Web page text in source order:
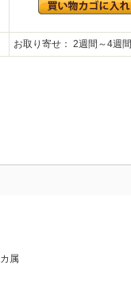
お取り寄せ： 2週間～4週間
属